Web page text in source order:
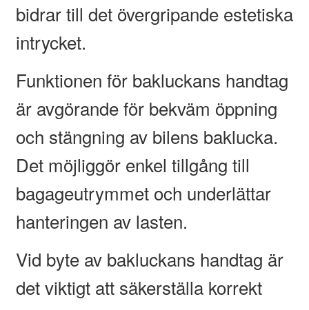
bidrar till det övergripande estetiska
intrycket.
Funktionen för bakluckans handtag
är avgörande för bekväm öppning
och stängning av bilens baklucka.
Det möjliggör enkel tillgång till
bagageutrymmet och underlättar
hanteringen av lasten.
Vid byte av bakluckans handtag är
det viktigt att säkerställa korrekt